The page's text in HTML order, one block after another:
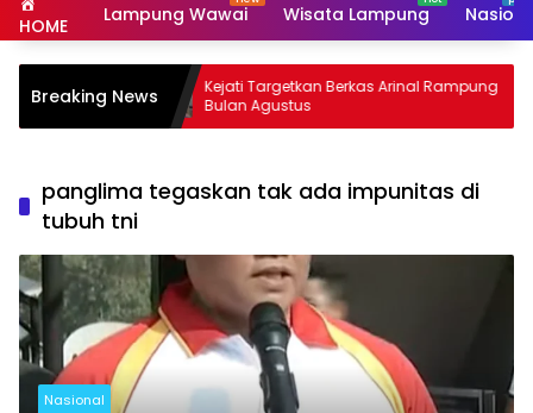
HOME Lampung Wawai Wisata Lampung
Breaking NewsKejati Targetkan Berkas Arinal Rampung
Bulan Agustus
panglima tegaskan tak ada impunitas di
tubuh tni
Nasional